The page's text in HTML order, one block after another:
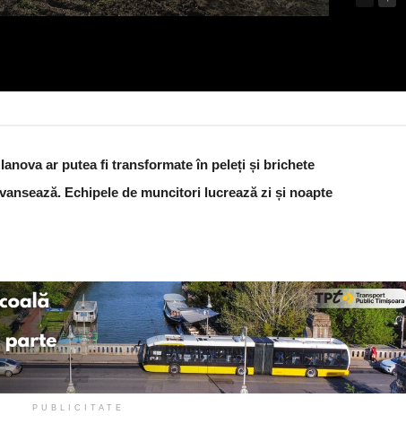
ar putea fi transformate în peleți și brichete
Echipele de muncitori lucrează zi și noapte
PUBLICITATE